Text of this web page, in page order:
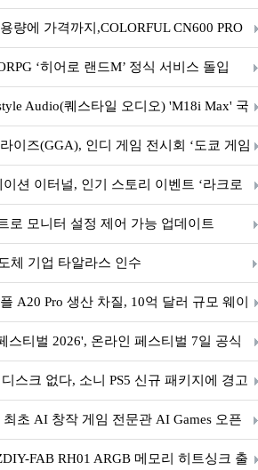
량에 가격까지,COLORFUL CN600 PRO
‘히어로 랜드M’ 정식 서비스 돌입
Audio(퀘스타일 오디오) 'M18i Max' 국
이즈(GGA), 인디 게임 전시회 ‘도쿄 게임
션 이터널, 인기 스토리 이벤트 ‘라크로
성한 기념 이벤트 실시!
로 모니터 설정 제어 가능 업데이트
체 기업 타알라스 인수
A20 Pro 생산 차질, 10억 달러 규모 웨이
스티벌 2026', 온라인 페스티벌 7일 공식
스크 없다, 소니 PS5 신규 패키지에 경고
초 AI 창작 게임 전문관 AI Games 오픈
FAB RH01 ARGB 메모리 히트싱크 출